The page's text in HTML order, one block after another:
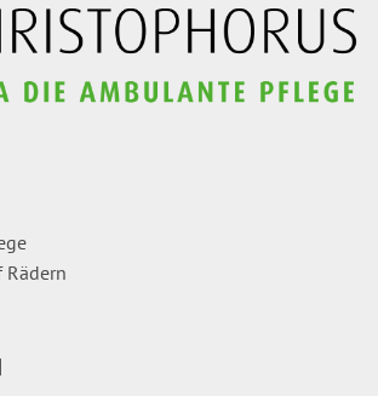
Rädern